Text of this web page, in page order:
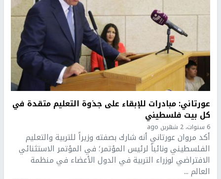
عورتاني: مبادرات للإبقاء على جذوة التعليم متقدة في
كل بيت فلسطيني
6 سنوات، 2 شهرين ago
أكد مروان عورتاني أنه شارك بصفته وزيراً للتربية والتعليم
الفلسطيني ونائباً لرئيس المؤتمر؛ في المؤتمر الاستثنائي
الافتراضي لوزراء التربية في الدول الأعضاء في منظمة
العالم ...